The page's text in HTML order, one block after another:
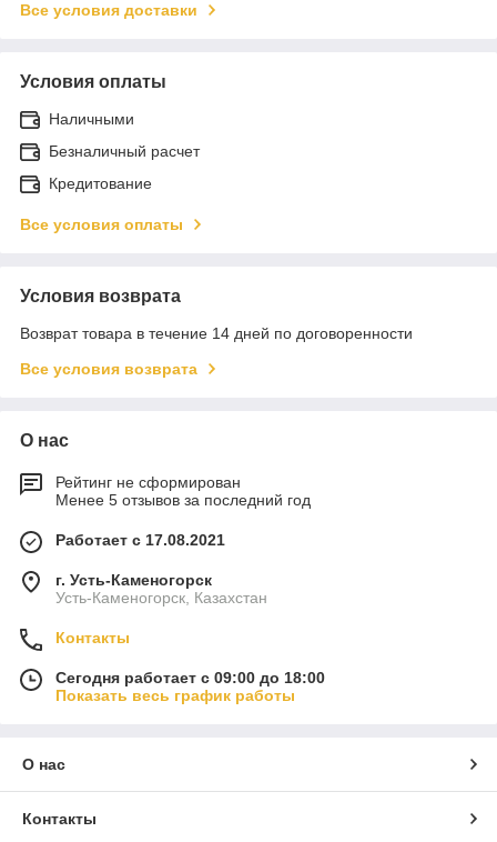
Все условия доставки
Условия оплаты
Наличными
Безналичный расчет
Кредитование
Все условия оплаты
Условия возврата
Возврат товара в течение 14 дней по договоренности
Все условия возврата
О нас
Рейтинг не сформирован
Менее 5 отзывов за последний год
Работает с 17.08.2021
г. Усть-Каменогорск
Усть-Каменогорск, Казахстан
Контакты
Сегодня работает с 09:00 до 18:00
Показать весь график работы
О нас
Контакты